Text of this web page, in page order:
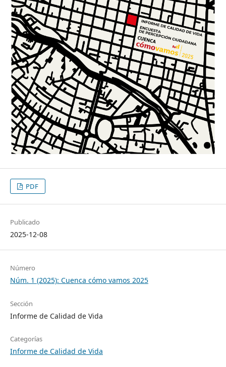
PDF
Publicado
2025-12-08
Número
Núm. 1 (2025): Cuenca cómo vamos 2025
Sección
Informe de Calidad de Vida
Categorías
Informe de Calidad de Vida